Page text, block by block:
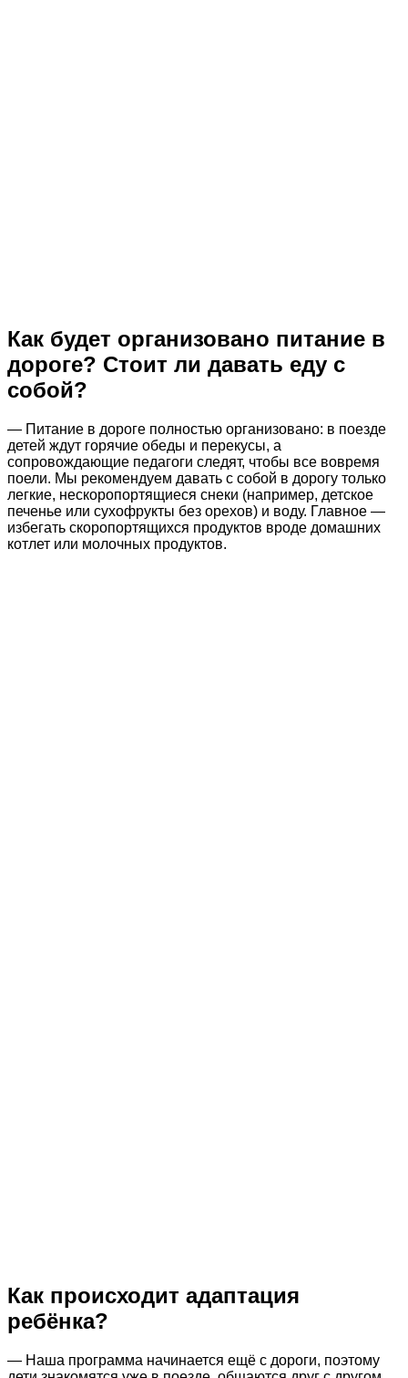
Как будет организовано питание в
дороге? Стоит ли давать еду с
собой?
— Питание в дороге полностью организовано: в поезде
детей ждут горячие обеды и перекусы, а
сопровождающие педагоги следят, чтобы все вовремя
поели. Мы рекомендуем давать с собой в дорогу только
легкие, нескоропортящиеся снеки (например, детское
печенье или сухофрукты без орехов) и воду. Главное —
избегать скоропортящихся продуктов вроде домашних
котлет или молочных продуктов.
Как происходит адаптация
ребёнка?
— Наша программа начинается ещё с дороги, поэтому